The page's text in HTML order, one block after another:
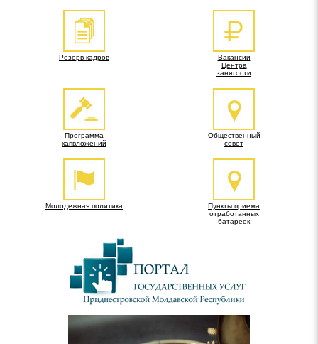
Резерв кадров
Вакансии
Центра
занятости
Программа
капвложений
Общественный
совет
Молодежная политика
Пункты приема
отработанных
батареек